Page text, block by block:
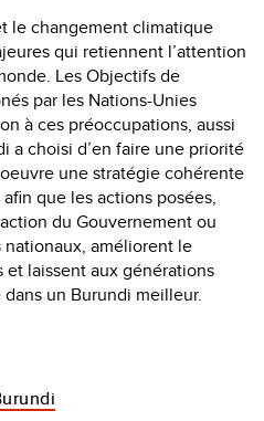
le changement climatique
qui retiennent l’attention
Les Objectifs de
par les Nations-Unies
à ces préoccupations, aussi
a choisi d’en faire une priorité
une stratégie cohérente
que les actions posées,
du Gouvernement ou
nationaux, améliorent le
laissent aux générations
un Burundi meilleur.